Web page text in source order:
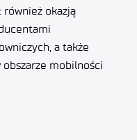
również okazją
a także
mobilności